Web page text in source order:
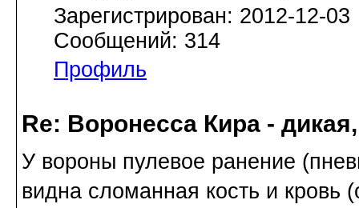
Зарегистрирован: 2012-12-03
Сообщений: 314
Профиль
Re: Воронесса Кира -
У вороны пулевое ранение
видна сломанная кость и кровь